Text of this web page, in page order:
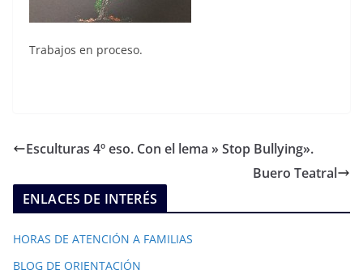
Trabajos en proceso.
Esculturas 4º eso. Con el lema » Stop Bullying».
Buero Teatral
ENLACES DE INTERÉS
HORAS DE ATENCIÓN A FAMILIAS
BLOG DE ORIENTACIÓN